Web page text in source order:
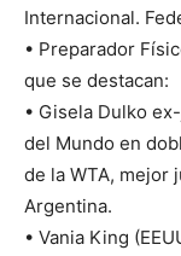
Internacional.
• Preparador
que se destacan:
• Gisela Dulko
del Mundo en
de la WTA, mejor
Argentina.
• Vania King